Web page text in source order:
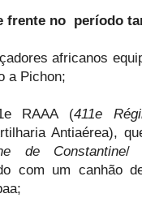
frente no período
africanos
a Pichon;
RAAA (411e
Antiaérea),
de Constantine/
com um canhão